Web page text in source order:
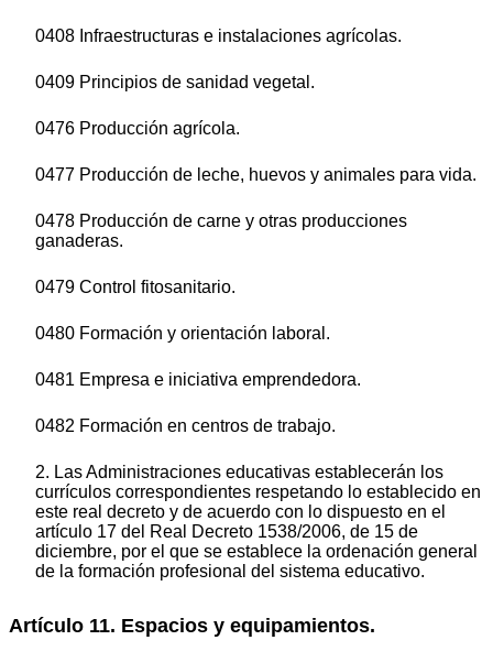
0408 Infraestructuras e instalaciones agrícolas.
0409 Principios de sanidad vegetal.
0476 Producción agrícola.
0477 Producción de leche, huevos y animales para vida.
0478 Producción de carne y otras producciones
ganaderas.
0479 Control fitosanitario.
0480 Formación y orientación laboral.
0481 Empresa e iniciativa emprendedora.
0482 Formación en centros de trabajo.
2. Las Administraciones educativas establecerán los
currículos correspondientes respetando lo establecido en
este real decreto y de acuerdo con lo dispuesto en el
artículo 17 del Real Decreto 1538/2006, de 15 de
diciembre, por el que se establece la ordenación general
de la formación profesional del sistema educativo.
Artículo 11. Espacios y equipamientos.